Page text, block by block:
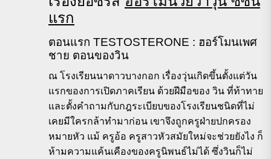
แรก
ตอนแรก TESTOSTERONE : ฮอร์โมนเพศ
ชาย ตอนของวิน
ณ โรงเรียนนาดาวบางกอก เรื่องวุ่นเกิดขึ้นตั้งแต่วัน
แรกของการเปิดภาคเรียน ด้วยฝีมือของ วิน ที่ท้าทาย
และตั้งคำถามกับกฎระเบียบของโรงเรียนชนิดที่ไม่
เคยมีใครกล้าทำมาก่อน เขาจึงถูกครูฝ่ายปกครอง
หมายหัว แม้ ครูอ้อ ครูสาวหัวสมัยใหม่จะช่วยยังไง ก็
ห้ามความแค้นเคืองของครูนิพนธ์ไม่ได้ ซึ่งวินก็ไม่